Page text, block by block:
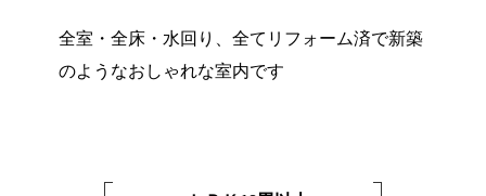
全室・全床・水回り、全てリフォーム済で新築
のようなおしゃれな室内です